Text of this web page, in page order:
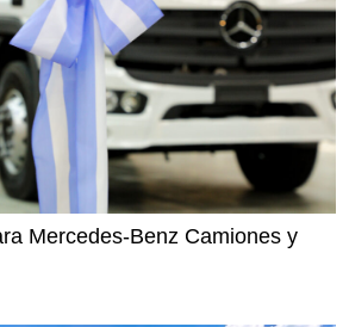
Mercedes-Benz Camiones y